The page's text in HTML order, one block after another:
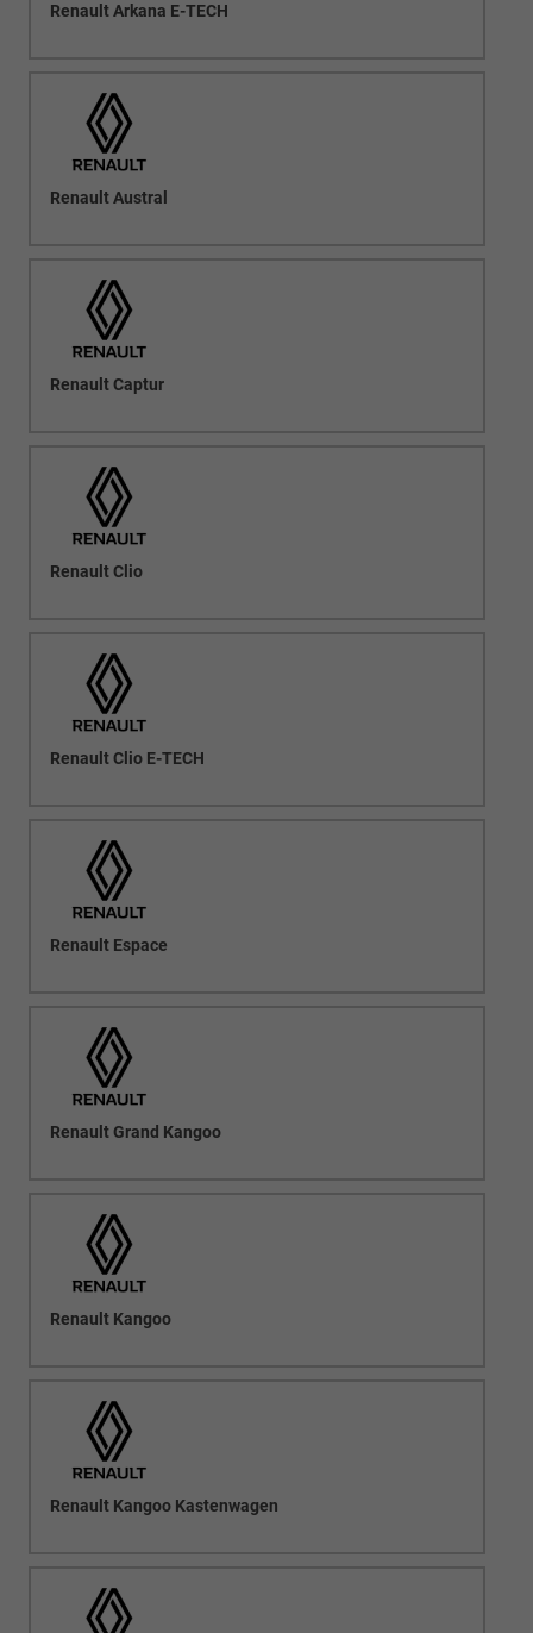
Renault Arkana E-TECH
Renault Austral
Renault Captur
Renault Clio
Renault Clio E-TECH
Renault Espace
Renault Grand Kangoo
Renault Kangoo
Renault Kangoo Kastenwagen